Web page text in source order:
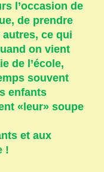
l’occasion de
de prendre
ce qui
on vient
de l’école,
souvent
enfants
«leur» soupe
et aux
!